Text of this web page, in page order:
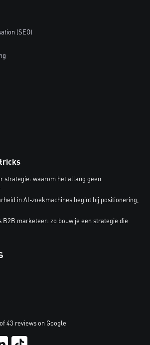
(SEO)
strategie: waarom het allang geen
in AI-zoekmachines begint bij positionering,
B2B marketeer: zo bouw je een strategie die
of 43 reviews on Google